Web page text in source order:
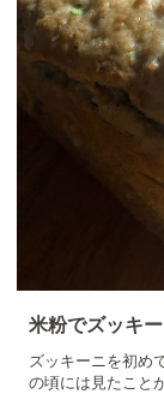
米粉でズッキ
ズッキーニを初め
の頃には見たこと